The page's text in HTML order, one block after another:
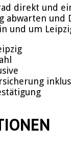
direkt und
abwarten und
und um